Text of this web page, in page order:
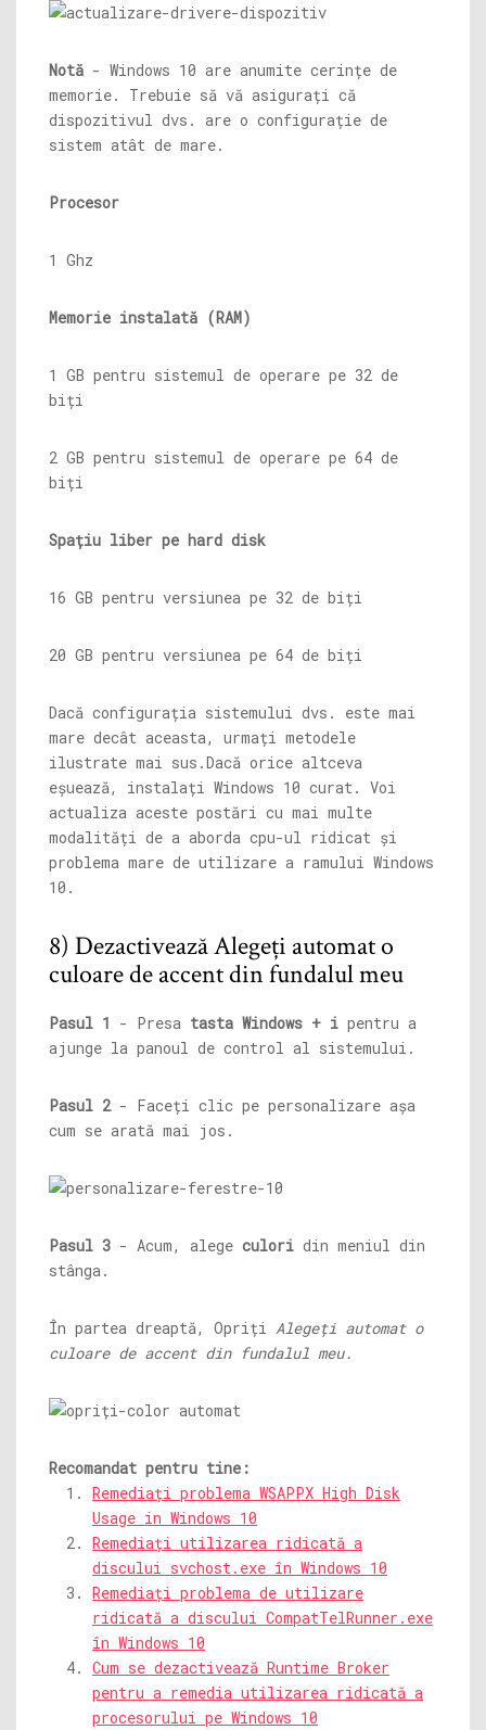
Notă - Windows 10 are anumite cerințe de
memorie. Trebuie să vă asigurați că
dispozitivul dvs. are o configurație de
sistem atât de mare.
Procesor
1 Ghz
Memorie instalată (RAM)
1 GB pentru sistemul de operare pe 32 de
biți
2 GB pentru sistemul de operare pe 64 de
biți
Spațiu liber pe hard disk
16 GB pentru versiunea pe 32 de biți
20 GB pentru versiunea pe 64 de biți
Dacă configurația sistemului dvs. este mai
mare decât aceasta, urmați metodele
ilustrate mai sus.Dacă orice altceva
eșuează, instalați Windows 10 curat. Voi
actualiza aceste postări cu mai multe
modalități de a aborda cpu-ul ridicat și
problema mare de utilizare a ramului Windows
10.
8) Dezactivează Alegeți automat o
culoare de accent din fundalul meu
Pasul 1 - Presa tasta Windows + i pentru a
ajunge la panoul de control al sistemului.
Pasul 2- Faceți clic pe personalizare așa
cum se arată mai jos.
Pasul 3 - Acum, alege culori din meniul din
stânga.
În partea dreaptă, Opriți Alegeți automat o
culoare de accent din fundalul meu.
Recomandat pentru tine:
Remediați problema WSAPPX High Disk
Usage in Windows 10
Remediați utilizarea ridicată a
discului svchost.exe în Windows 10
Remediați problema de utilizare
ridicată a discului CompatTelRunner.exe
în Windows 10
Cum se dezactivează Runtime Broker
pentru a remedia utilizarea ridicată a
procesorului pe Windows 10